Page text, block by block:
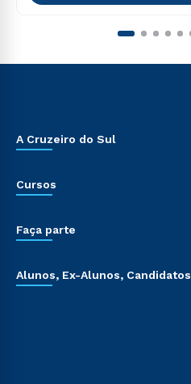
A Cruzeiro do Sul
Cursos
Faça parte
Alunos, Ex-Alunos, Candidatos